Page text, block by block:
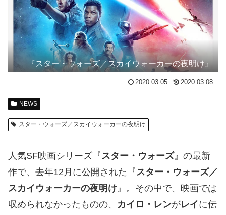
『スター・ウォーズ／スカイウォーカーの夜明け』
2020.03.05 2020.03.08
NEWS
スター・ウォーズ／スカイウォーカーの夜明け
人気SF映画シリーズ『スター・ウォーズ』の最新
作で、去年12月に公開された『スター・ウォーズ／
スカイウォーカーの夜明け』。その中で、映画では
収められなかったものの、 カイロ・レンがレイに伝